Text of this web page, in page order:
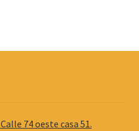
74 oeste casa 51.